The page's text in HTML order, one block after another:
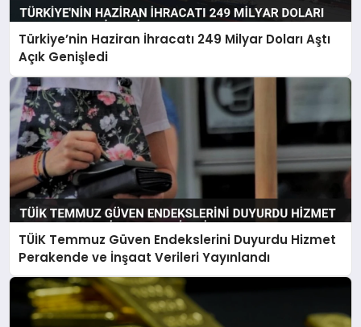
Türkiye’nin Haziran İhracatı 249 Milyar Doları Aştı
Açık Genişledi
TÜİK Temmuz Güven Endekslerini Duyurdu Hizmet
Perakende ve İnşaat Verileri Yayınlandı